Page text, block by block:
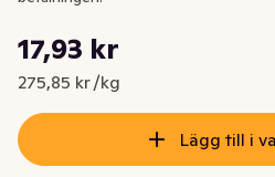
Nuvarande pris är: 17,93 kr
17,93 kr
275,85 kr /kg
Styckpris: 275,85 kr /kg
Lägg till i